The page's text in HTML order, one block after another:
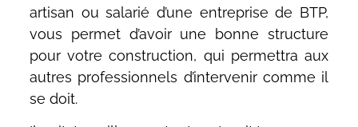
artisan ou salarié d’une entreprise de BTP,
vous permet d’avoir une bonne structure
pour votre construction, qui permettra aux
autres professionnels d’intervenir comme il
se doit.